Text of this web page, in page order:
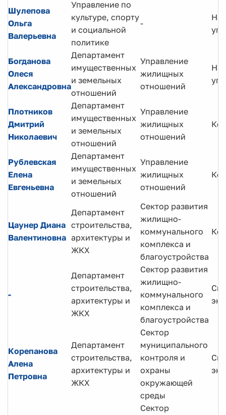
Шулепова
Ольга
Валерьевна
Управление по
культуре, спорту
и социальной
политике
-
Богданова
Олеся
Александровна
Департамент
имущественных
и земельных
отношений
Управление
жилищных
отношений
Плотников
Дмитрий
Николаевич
Департамент
имущественных
и земельных
отношений
Управление
жилищных
отношений
Рублевская
Елена
Евгеньевна
Департамент
имущественных
и земельных
отношений
Управление
жилищных
отношений
Цаунер Диана
Валентиновна
Департамент
строительства,
архитектуры и
ЖКХ
Сектор развития
жилищно-
коммунального
комплекса и
благоустройства
-
Департамент
строительства,
архитектуры и
ЖКХ
Сектор развития
жилищно-
коммунального
комплекса и
благоустройства
Корепанова
Алена
Петровна
Департамент
строительства,
архитектуры и
ЖКХ
Сектор
муниципального
контроля и
охраны
окружающей
среды
Сектор